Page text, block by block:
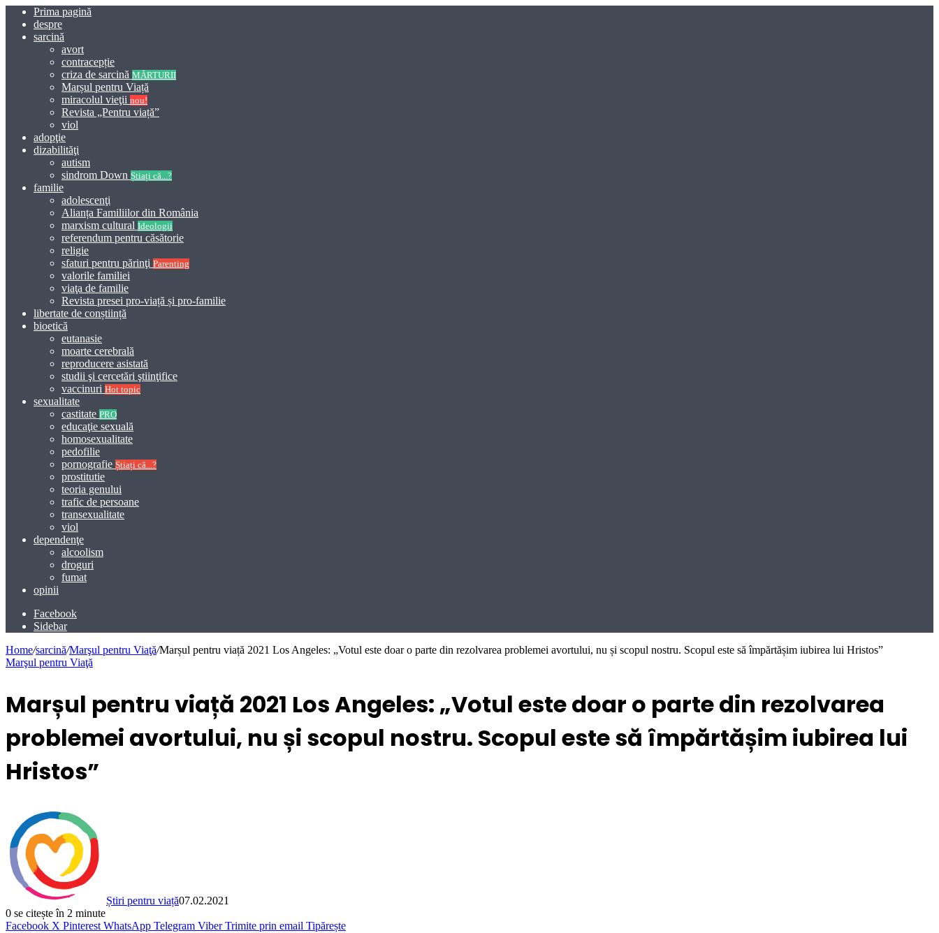
Prima pagină
despre
sarcină
avort
contracepție
criza de sarcină MĂRTURII
Marșul pentru Viață
miracolul vieţii nou!
Revista „Pentru viață”
viol
adopţie
dizabilităţi
autism
sindrom Down Știați că...?
familie
adolescenţi
Alianța Familiilor din România
marxism cultural Ideologii
referendum pentru căsătorie
religie
sfaturi pentru părinţi Parenting
valorile familiei
viaţa de familie
Revista presei pro-viață și pro-familie
libertate de conștiință
bioetică
eutanasie
moarte cerebrală
reproducere asistată
studii şi cercetări ştiinţifice
vaccinuri Hot topic
sexualitate
castitate PRO
educaţie sexuală
homosexualitate
pedofilie
pornografie Știați că...?
prostitutie
teoria genului
trafic de persoane
transexualitate
viol
dependenţe
alcoolism
droguri
fumat
opinii
Facebook
Sidebar
Home/sarcină/Marşul pentru Viaţă/Marșul pentru viață 2021 Los Angeles: „Votul este doar o parte din rezolvarea problemei avortului, nu și scopul nostru. Scopul este să împărtășim iubirea lui Hristos”
Marşul pentru Viaţă
Marșul pentru viață 2021 Los Angeles: „Votul este doar o parte din rezolvarea
problemei avortului, nu și scopul nostru. Scopul este să împărtășim iubirea lui
Hristos”
Știri pentru viață07.02.2021
0 se citește în 2 minute
Facebook X Pinterest WhatsApp Telegram Viber Trimite prin email Tipărește